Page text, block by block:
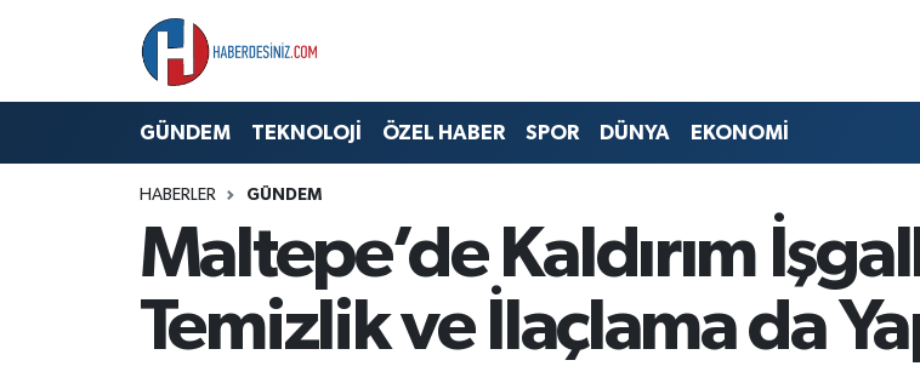
GÜNDEM TEKNOLOJİ ÖZEL HABER SPOR DÜNYA EKONOMİ
HABERLER GÜNDEM
Maltepe’de Kaldırım
Temizlik ve İlaçlama da
GÜNDEM
ÖZEL HABER
Nöbetçi Eczaneler
Trafik Durumu
Süper Lig Puan Durumu ve Fikstür